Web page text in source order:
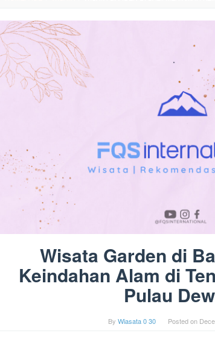
Wisata Garden di
Keindahan Alam di
Pulau
By Wiasata 0 30 Posted on